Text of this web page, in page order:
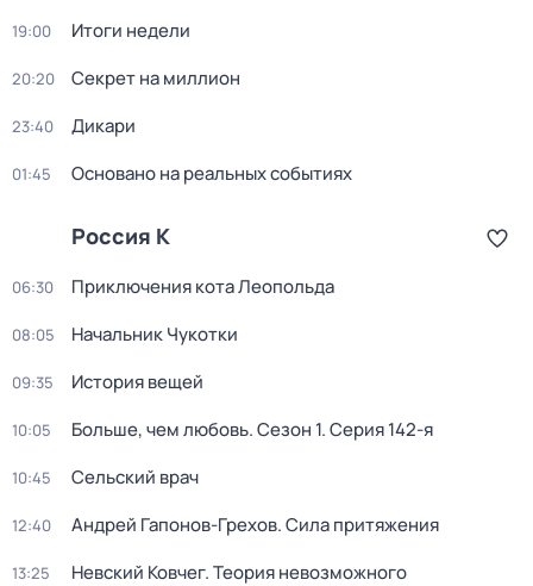
19:00 Итоги недели
20:20 Секрет на миллион
23:40 Дикари
01:45 Основано на реальных событиях
Россия К
06:30 Приключения кота Леопольда
08:05 Начальник Чукотки
09:35 История вещей
10:05 Больше, чем любовь. Сезон 1. Серия 142-я
10:45 Сельский врач
12:40 Андрей Гапонов-Грехов. Сила притяжения
13:25 Невский Ковчег. Теория невозможного